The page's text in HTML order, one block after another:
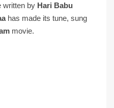
written by Hari Babu
has made its tune, sung
movie.